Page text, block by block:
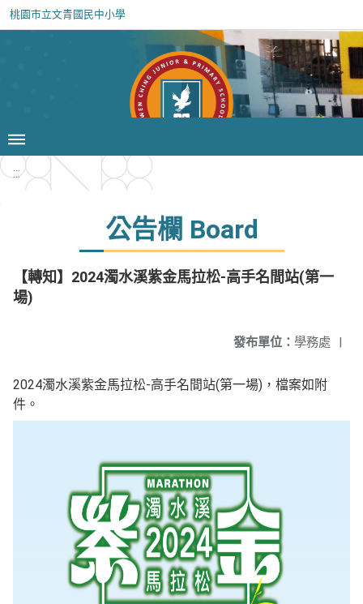
桃園市立文青國民中小學
:::
公告欄 Board
【轉知】2024濁水溪紫金馬拉松-高手名間站(第一
場)
發布單位： 學務處 |
2024濁水溪紫金馬拉松-高手名間站(第一場)，檔案如附
件。